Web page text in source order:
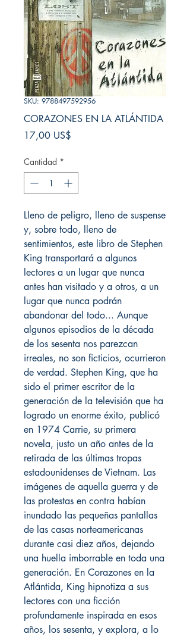
SKU: 9788497592956
CORAZONES EN LA ATLÁNTIDA
17,00 US$
Cantidad *
Lleno de peligro, lleno de suspense
y, sobre todo, lleno de
sentimientos, este libro de Stephen
King transportará a algunos
lectores a un lugar que nunca
antes han visitado y a otros, a un
lugar que nunca podrán
abandonar del todo... Aunque
algunos episodios de la década
de los sesenta nos parezcan
irreales, no son ficticios, ocurrieron
de verdad. Stephen King, que ha
sido el primer escritor de la
generación de la televisión que ha
logrado un enorme éxito, publicó
en 1974 Carrie, su primera
novela, justo un año antes de la
retirada de las últimas tropas
estadounidenses de Vietnam. Las
imágenes de aquella guerra y de
las protestas en contra habían
inundado las pequeñas pantallas
de las casas norteamericanas
durante casi diez años, dejando
una huella imborrable en toda una
generación. En Corazones en la
Atlántida, King hipnotiza a sus
lectores con una ficción
profundamente inspirada en esos
años, los sesenta, y explora, a lo